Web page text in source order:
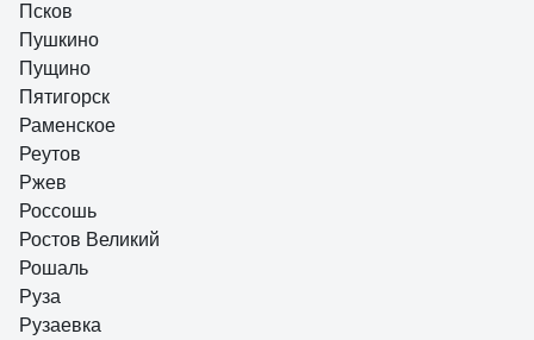
Псков
Пушкино
Пущино
Пятигорск
Раменское
Реутов
Ржев
Россошь
Ростов Великий
Рошаль
Руза
Рузаевка